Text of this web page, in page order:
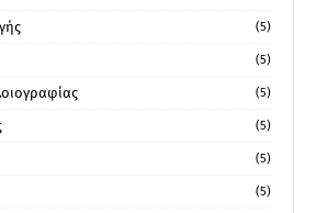
(5)
(5)
(5)
(5)
(5)
(5)